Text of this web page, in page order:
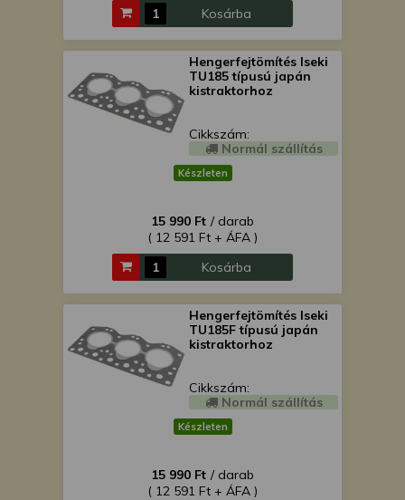
Kosárba
Hengerfejtömítés Iseki
TU185 típusú japán
kistraktorhoz
Cikkszám:
Normál szállítás
Készleten
15 990 Ft / darab
( 12 591 Ft + ÁFA )
Kosárba
Hengerfejtömítés Iseki
TU185F típusú japán
kistraktorhoz
Cikkszám:
Normál szállítás
Készleten
15 990 Ft / darab
( 12 591 Ft + ÁFA )
adatvédelmi szabályzatunk segítségével
bármikor megváltoztathatja a
beállításait.